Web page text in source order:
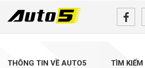
THÔNG TIN VỀ AUTO5 TÌM KIẾM